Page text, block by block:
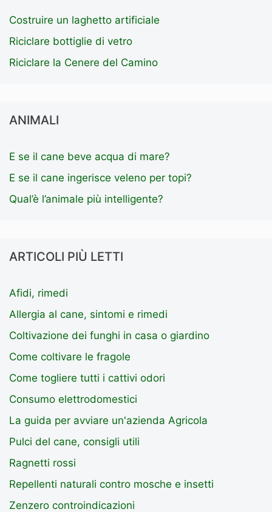
Costruire un laghetto artificiale
Riciclare bottiglie di vetro
Riciclare la Cenere del Camino
ANIMALI
E se il cane beve acqua di mare?
E se il cane ingerisce veleno per topi?
Qual’è l’animale più intelligente?
ARTICOLI PIÙ LETTI
Afidi, rimedi
Allergia al cane, sintomi e rimedi
Coltivazione dei funghi in casa o giardino
Come coltivare le fragole
Come togliere tutti i cattivi odori
Consumo elettrodomestici
La guida per avviare un'azienda Agricola
Pulci del cane, consigli utili
Ragnetti rossi
Repellenti naturali contro mosche e insetti
Zenzero controindicazioni